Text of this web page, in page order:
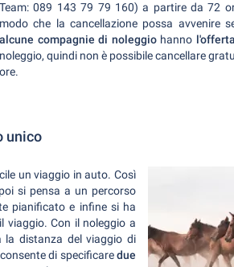
Team: 089 143 79 79 160) a partire da 72
modo che la cancellazione possa avvenire
alcune compagnie di noleggiohanno
noleggio, quindi non è possibile cancellare
ore.
unico
un viaggio in auto. Così
si pensa a un percorso
pianificato e infine si ha
viaggio. Con il noleggio a
distanza del viaggio di
di specificaredue